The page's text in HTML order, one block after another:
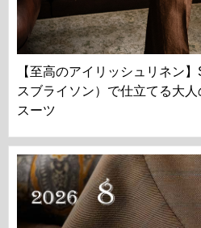
【至高のアイリッシュリネン
スブライソン）で仕立てる大
スーツ